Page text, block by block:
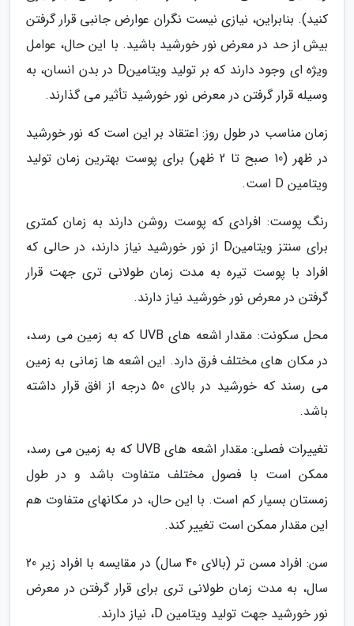
کنید). بنابراین، نیازی نیست نگران عوارض جانبی قرار گرفتن
بیش از حد در معرض نور خورشید باشید. با این حال، عوامل
ویژه ای وجود دارند که بر تولید ویتامینD در بدن انسان، به
وسیله قرار گرفتن در معرض نور خورشید تأثیر می گذارند.
زمان مناسب در طول روز: اعتقاد بر این است که نور خورشید
در ظهر (10 صبح تا 2 ظهر) برای پوست بهترین زمان تولید
ویتامین D است.
رنگ پوست: افرادی که پوست روشن دارند به زمان کمتری
برای سنتز ویتامینD از نور خورشید نیاز دارند، در حالی که
افراد با پوست تیره به مدت زمان طولانی تری جهت قرار
گرفتن در معرض نور خورشید نیاز دارند.
محل سکونت: مقدار اشعه های UVB که به زمین می رسد،
در مکان های مختلف فرق دارد. این اشعه ها زمانی به زمین
می رسند که خورشید در بالای 50 درجه از افق قرار داشته
باشد.
تغییرات فصلی: مقدار اشعه های UVB که به زمین می رسد،
ممکن است با فصول مختلف متفاوت باشد و در طول
زمستان بسیار کم است. با این حال، در مکانهای متفاوت هم
این مقدار ممکن است تغییر کند.
سن: افراد مسن تر (بالای 40 سال) در مقایسه با افراد زیر 20
سال، به مدت زمان طولانی تری برای قرار گرفتن در معرض
نور خورشید جهت تولید ویتامین D، نیاز دارند.